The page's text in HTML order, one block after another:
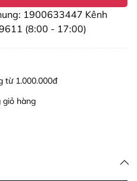
1900633447 Kênh
(8:00 - 17:00)
từ 1.000.000đ
giỏ hàng